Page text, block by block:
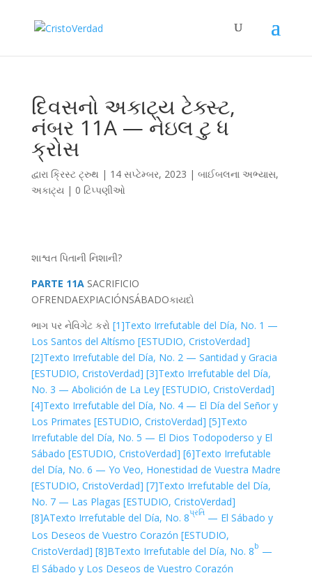
દિવસનો અકાટ્ય ટેક્સ્ટ,
નંબર 11A — નેઇલ ટુ ધ
ક્રોસ
દ્વારા ક્રિસ્ટ ટ્રુથ | 14 સપ્ટેમ્બર, 2023 | બાઈબલના અભ્યાસ,
અકાટ્ય| 0 ટિપ્પણીઓ
શાશ્વત પિતાની નિશાની?
PARTE 11A SACRIFICIO
OFRENDAEXPIACIÓNSÁBADOકાયદો
ભાગ પર નેવિગેટ કરો [1]Texto Irrefutable del Día, No. 1 —
Los Santos del Altísmo [ESTUDIO, CristoVerdad]
[2]Texto Irrefutable del Día, No. 2 — Santidad y Gracia
[ESTUDIO, CristoVerdad] [3]Texto Irrefutable del Día,
No. 3 — Abolición de La Ley [ESTUDIO, CristoVerdad]
[4]Texto Irrefutable del Día, No. 4 — El Día del Señor y
Los Primates [ESTUDIO, CristoVerdad] [5]Texto
Irrefutable del Día, No. 5 — El Dios Todopoderso y El
Sábado [ESTUDIO, CristoVerdad] [6]Texto Irrefutable
del Día, No. 6 — Yo Veo, Honestidad de Vuestra Madre
[ESTUDIO, CristoVerdad] [7]Texto Irrefutable del Día,
No. 7 — Las Plagas [ESTUDIO, CristoVerdad]
[8]ATexto Irrefutable del Día, No. 8પ્રતિ— El Sábado y
Los Deseos de Vuestro Corazón [ESTUDIO,
CristoVerdad] [8]BTexto Irrefutable del Día, No. 8b —
El Sábado y Los Deseos de Vuestro Corazón